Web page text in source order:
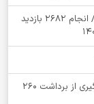
خراسان جنوبی رتبه اول کشور در پذیرش توبه متهمان / انجام ۲۶۸۲ بازدید
انسداد ۳۴ حلقه چاه غیرمجاز در خراسان جنوبی؛ جلوگیری از برداشت ۲۶۰